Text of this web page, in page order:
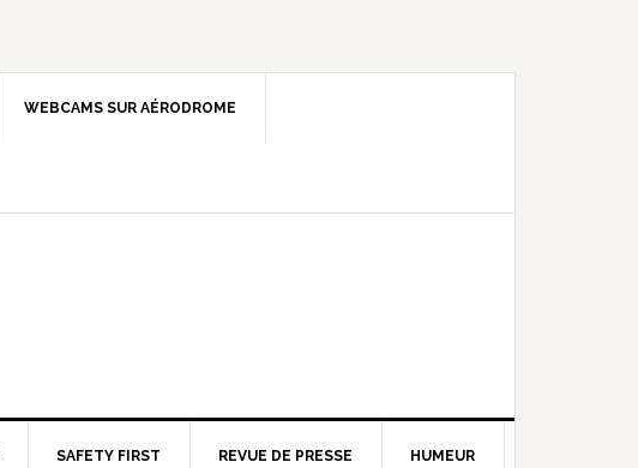
WEBCAMS SUR AÉRODROME
SAFETY FIRST REVUE DE PRESSE HUMEUR